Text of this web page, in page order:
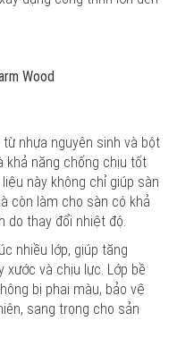
Wood
nhựa nguyên sinh và bột
khả năng chống chịu tốt
này không chỉ giúp sàn
còn làm cho sàn có khả
do thay đổi nhiệt độ.
nhiều lớp, giúp tăng
xước và chịu lực. Lớp bề
bị phai màu, bảo vệ
sang trọng cho sản